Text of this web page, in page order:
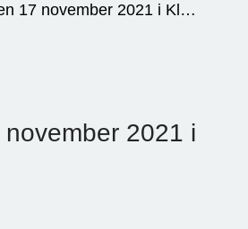
Vinprovning den 17 november 2021 i Klockarbol, Stigtomta
2021 i